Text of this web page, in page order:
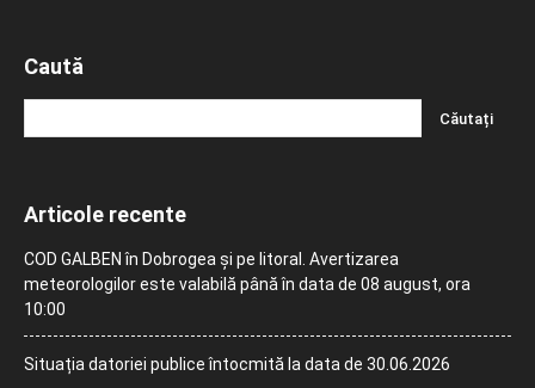
Caută
Articole recente
COD GALBEN în Dobrogea și pe litoral. Avertizarea
meteorologilor este valabilă până în data de 08 august, ora
10:00
Situația datoriei publice întocmită la data de 30.06.2026